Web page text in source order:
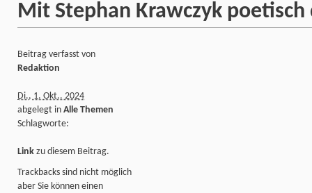
Mit Stephan Krawczyk poetisch
Beitrag verfasst von
Redaktion
Di., 1. Okt.. 2024
abgelegt in Alle Themen
Schlagworte:
Link zu diesem Beitrag.
Trackbacks sind nicht möglich
aber Sie können einen